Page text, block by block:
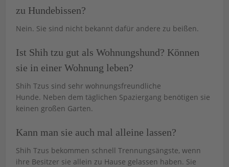
zu Hundebissen?
Nein. Sie sind nicht bekannt dafür andere zu beißen.
Ist Shih tzu gut als Wohnungshund? Können
sie in einer Wohnung leben?
Shih Tzus sind sehr wohnungsfreundliche
Hunde. Neben dem täglichen Spaziergang benötigen sie
keinen großen Garten.
Kann man sie auch mal alleine lassen?
Shih Tzus bekommen schnell Trennungsängste, wenn
ihre Besitzer sie allein zu Hause gelassen haben. Sie